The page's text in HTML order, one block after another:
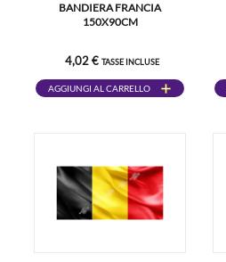
BANDIERA FRANCIA
150X90CM
4,02 € TASSE INCLUSE
AGGIUNGI AL CARRELLO